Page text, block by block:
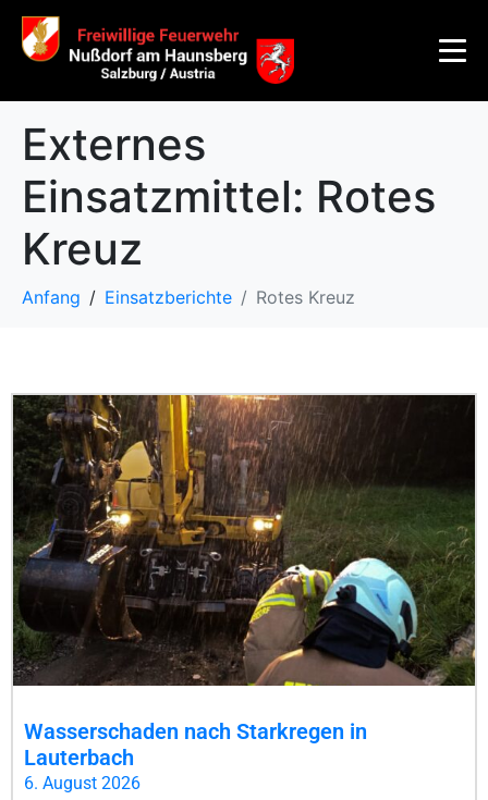
Externes
Einsatzmittel: Rotes
Kreuz
Anfang Einsatzberichte Rotes Kreuz
Wasserschaden nach Starkregen in
Lauterbach
6. August 2026